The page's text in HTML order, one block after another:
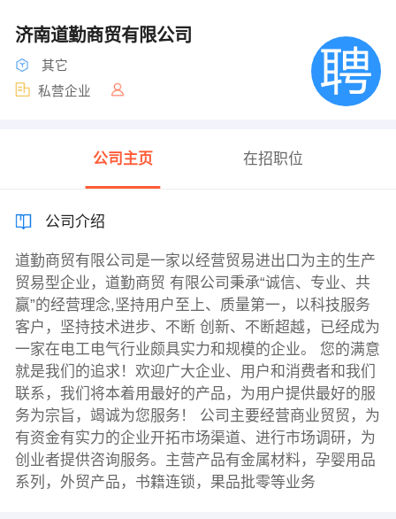
济南道勤商贸有限公司
其它
私营企业
公司主页 在招职位
公司介绍
道勤商贸有限公司是一家以经营贸易进出口为主的生产
贸易型企业，道勤商贸 有限公司秉承“诚信、专业、共
赢”的经营理念,坚持用户至上、质量第一，以科技服务
客户，坚持技术进步、不断 创新、不断超越，已经成为
一家在电工电气行业颇具实力和规模的企业。 您的满意
就是我们的追求！欢迎广大企业、用户和消费者和我们
联系，我们将本着用最好的产品，为用户提供最好的服
务为宗旨，竭诚为您服务！ 公司主要经营商业贸贸，为
有资金有实力的企业开拓市场渠道、进行市场调研，为
创业者提供咨询服务。主营产品有金属材料，孕婴用品
系列，外贸产品，书籍连锁，果品批零等业务